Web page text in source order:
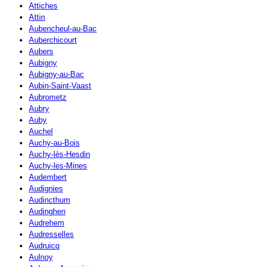
Attiches
Attin
Aubencheul-au-Bac
Auberchicourt
Aubers
Aubigny
Aubigny-au-Bac
Aubin-Saint-Vaast
Aubrometz
Aubry
Auby
Auchel
Auchy-au-Bois
Auchy-lès-Hesdin
Auchy-les-Mines
Audembert
Audignies
Audincthum
Audinghen
Audrehem
Audresselles
Audruicq
Aulnoy